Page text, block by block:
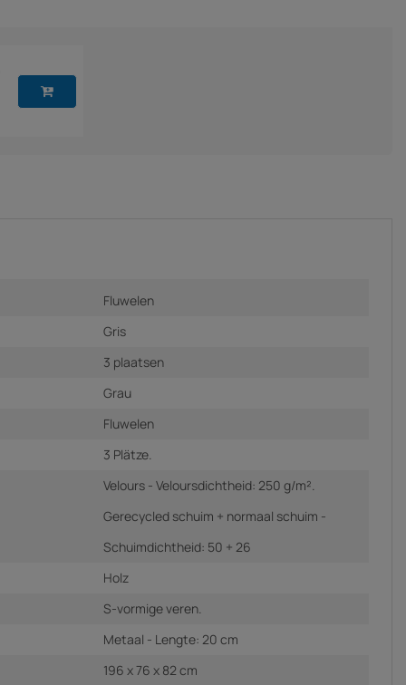
Fluwelen
Gris
3 plaatsen
Grau
Fluwelen
3 Plätze.
Velours - Veloursdichtheid: 250 g/m².
Gerecycled schuim + normaal schuim -
Schuimdichtheid: 50 + 26
Holz
S-vormige veren.
Metaal - Lengte: 20 cm
196 x 76 x 82 cm